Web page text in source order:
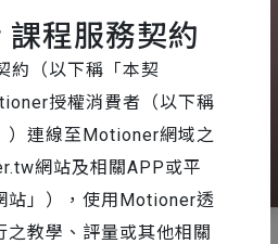
程服務契約
約（以下稱「本契
授權消費者（以下稱
）連線至Motioner網域之
網站及相關APP或平
站」），使用Motioner透
之教學、評量或其他相關